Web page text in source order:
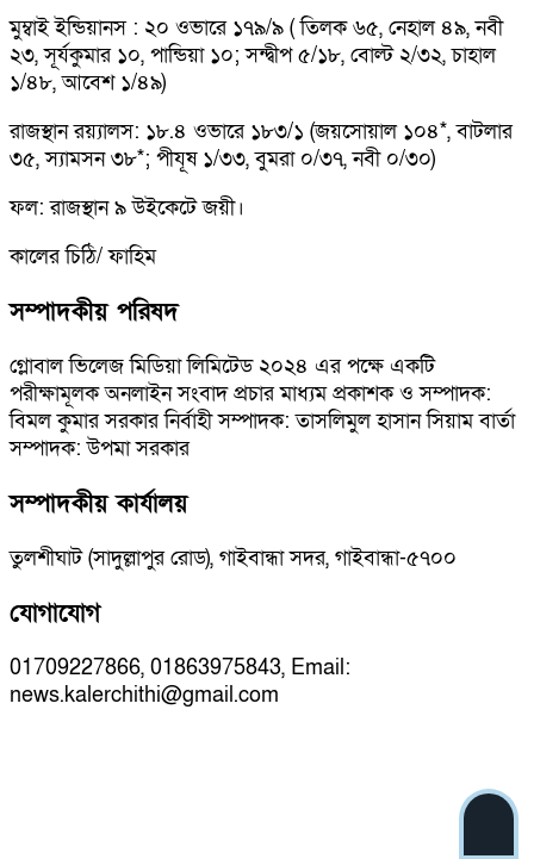
মুম্বাই ইন্ডিয়ানস : ২০ ওভারে ১৭৯/৯ ( তিলক ৬৫, নেহাল ৪৯, নবী
২৩, সূর্যকুমার ১০, পান্ডিয়া ১০; সন্দ্বীপ ৫/১৮, বোল্ট ২/৩২, চাহাল
১/৪৮, আবেশ ১/৪৯)
রাজস্থান রয়্যালস: ১৮.৪ ওভারে ১৮৩/১ (জয়সোয়াল ১০৪*, বাটলার
৩৫, স্যামসন ৩৮*; পীযূষ ১/৩৩, বুমরা ০/৩৭, নবী ০/৩০)
ফল: রাজস্থান ৯ উইকেটে জয়ী।
কালের চিঠি/ ফাহিম
সম্পাদকীয় পরিষদ
গ্লোবাল ভিলেজ মিডিয়া লিমিটেড ২০২৪ এর পক্ষে একটি
পরীক্ষামূলক অনলাইন সংবাদ প্রচার মাধ্যম প্রকাশক ও সম্পাদক:
বিমল কুমার সরকার নির্বাহী সম্পাদক: তাসলিমুল হাসান সিয়াম বার্তা
সম্পাদক: উপমা সরকার
সম্পাদকীয় কার্যালয়
তুলশীঘাট (সাদুল্লাপুর রোড), গাইবান্ধা সদর, গাইবান্ধা-৫৭০০
যোগাযোগ
01709227866, 01863975843, Email:
news.kalerchithi@gmail.com